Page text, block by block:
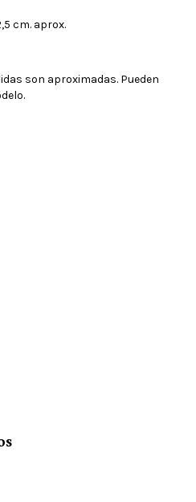
cm. aprox.
son aproximadas. Pueden